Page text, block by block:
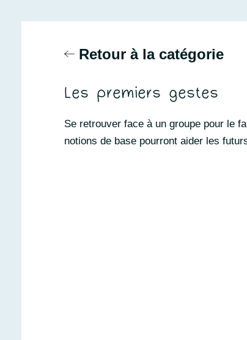
Retour à la catégorie
Les premiers gestes
Se retrouver face à un groupe pour le
notions de base pourront aider les